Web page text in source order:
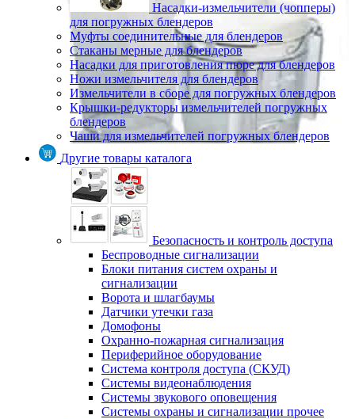
Насадки-измельчители (чопперы)
для погружных блендеров
Муфты соединительные для блендеров
Стаканы мерные для блендеров
Насадки для приготовления пюре для блендеров
Ножи измельчителя для блендеров
Измельчители в сборе для погружных блендеров
Крышки-редукторы измельчителей погружных
блендеров
Чаши для измельчителей погружных блендеров
Другие товары каталога
Безопасность и контроль доступа
Беспроводные сигнализации
Блоки питания систем охраны и
сигнализации
Ворота и шлагбаумы
Датчики утечки газа
Домофоны
Охранно-пожарная сигнализация
Периферийное оборудование
Система контроля доступа (СКУД)
Системы видеонаблюдения
Системы звукового оповещения
Системы охраны и сигнализации прочее